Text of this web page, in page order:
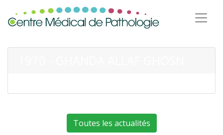
Toutes les actualités